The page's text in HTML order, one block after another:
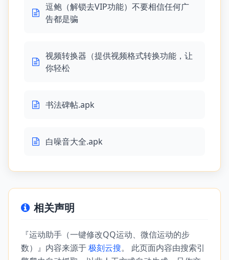
逗鲍（解锁去VIP功能）不要相信任何广
告都是骗
视频转换器（提供视频格式转换功能，让
你轻松
书法碑帖.apk
白噪音大全.apk
相关声明
『运动助手（一键修改QQ运动、微信运动的步
数）』内容来源于极刻云搜。 此页面内容由搜索引